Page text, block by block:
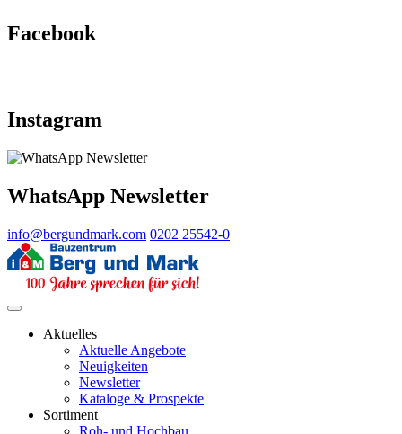
Facebook
Instagram
WhatsApp Newsletter
info@bergundmark.com 0202 25542-0
Aktuelles
Aktuelle Angebote
Neuigkeiten
Newsletter
Kataloge & Prospekte
Sortiment
Roh- und Hochbau